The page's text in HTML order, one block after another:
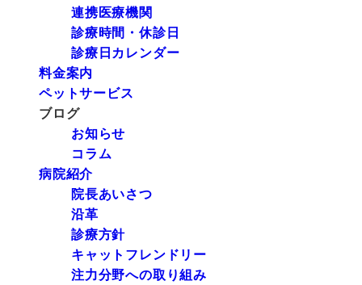
連携医療機関
診療時間・休診日
診療日カレンダー
料金案内
ペットサービス
ブログ
お知らせ
コラム
病院紹介
院長あいさつ
沿革
診療方針
キャットフレンドリー
注力分野への取り組み